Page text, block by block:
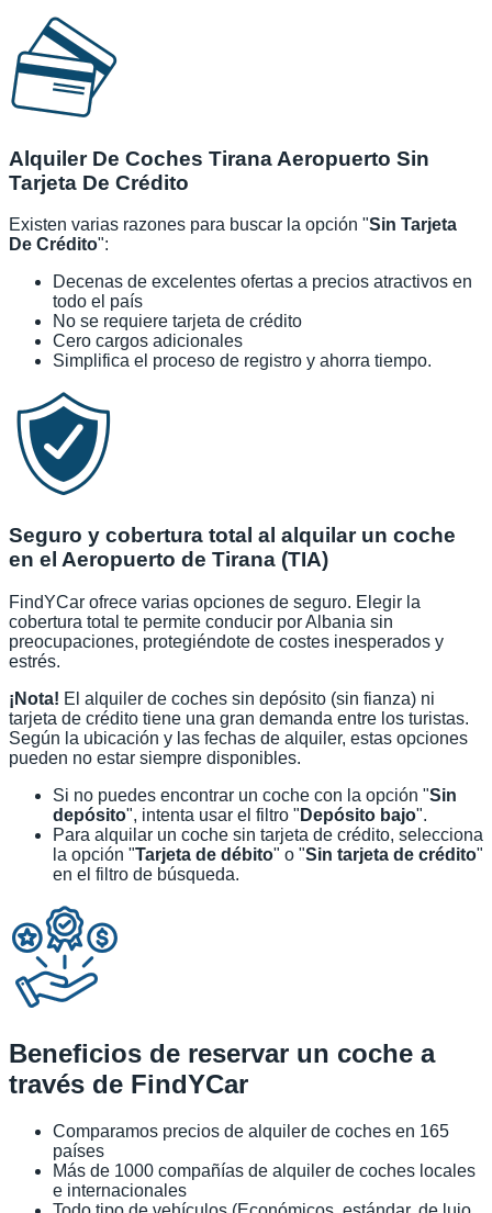
Alquiler De Coches Tirana Aeropuerto Sin
Tarjeta De Crédito
Existen varias razones para buscar la opción "Sin Tarjeta
De Crédito":
Decenas de excelentes ofertas a precios atractivos en
todo el país
No se requiere tarjeta de crédito
Cero cargos adicionales
Simplifica el proceso de registro y ahorra tiempo.
Seguro y cobertura total al alquilar un coche
en el Aeropuerto de Tirana (TIA)
FindYCar ofrece varias opciones de seguro. Elegir la
cobertura total te permite conducir por Albania sin
preocupaciones, protegiéndote de costes inesperados y
estrés.
¡Nota! El alquiler de coches sin depósito (sin fianza) ni
tarjeta de crédito tiene una gran demanda entre los turistas.
Según la ubicación y las fechas de alquiler, estas opciones
pueden no estar siempre disponibles.
Si no puedes encontrar un coche con la opción "Sin
depósito", intenta usar el filtro " Depósito bajo".
Para alquilar un coche sin tarjeta de crédito, selecciona
la opción "Tarjeta de débito" o "Sin tarjeta de crédito"
en el filtro de búsqueda.
Beneficios de reservar un coche a
través de FindYCar
Comparamos precios de alquiler de coches en 165
países
Más de 1000 compañías de alquiler de coches locales
e internacionales